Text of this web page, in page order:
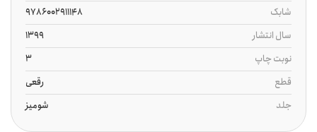
شابک
9786002911148
سال انتشار
1399
نوبت چاپ
3
قطع
رقعی
جلد
شومیز